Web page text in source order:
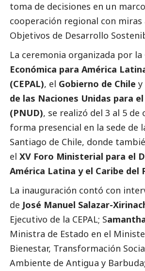
toma de decisiones en un
cooperación regional con
Objetivos de Desarrollo
La ceremonia organizada por la
Económica para América
(CEPAL), el Gobierno de Chile y
de las Naciones Unidas para
(PNUD), se realizó del 3 al 5 de
forma presencial en la sede de
Santiago de Chile, donde
el XV Foro Ministerial para el
América Latina y el Caribe del
La inauguración contó con
de José Manuel Salazar-
Ejecutivo de la CEPAL; S
Ministra de Estado en el
Bienestar, Transformación
Ambiente de Antigua y Barbuda;